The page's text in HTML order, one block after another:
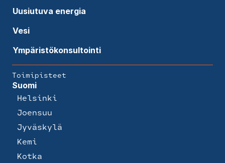
Uusiutuva energia
Vesi
Ympäristökonsultointi
Toimipisteet
Suomi
Helsinki
Joensuu
Jyväskylä
Kemi
Kotka